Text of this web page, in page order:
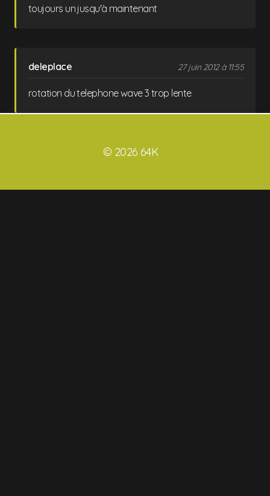
toujours un jusqu'à maintenant
deleplace 27 juin 2012 à 11:55
rotation du telephone wave 3 trop lente
© 2026 64K